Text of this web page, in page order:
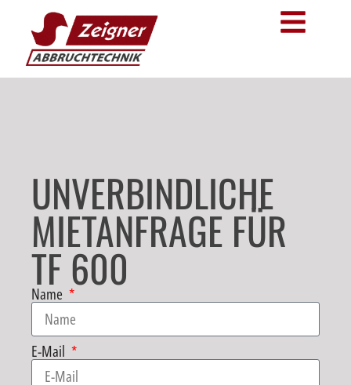
UNVERBINDLICHE
MIETANFRAGE FÜR
TF 600
Name
E-Mail